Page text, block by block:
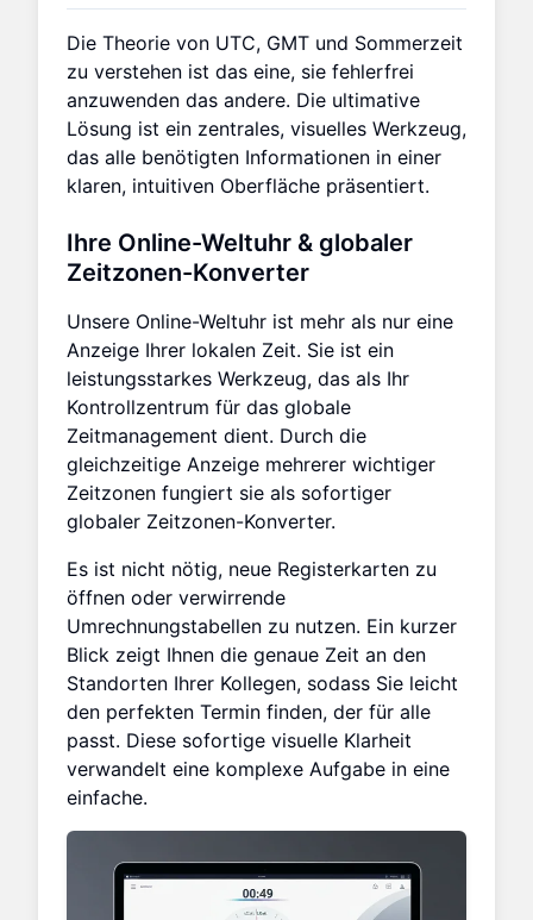
Die Theorie von UTC, GMT und Sommerzeit
zu verstehen ist das eine, sie fehlerfrei
anzuwenden das andere. Die ultimative
Lösung ist ein zentrales, visuelles Werkzeug,
das alle benötigten Informationen in einer
klaren, intuitiven Oberfläche präsentiert.
Ihre Online-Weltuhr & globaler
Zeitzonen-Konverter
Unsere Online-Weltuhr ist mehr als nur eine
Anzeige Ihrer lokalen Zeit. Sie ist ein
leistungsstarkes Werkzeug, das als Ihr
Kontrollzentrum für das globale
Zeitmanagement dient. Durch die
gleichzeitige Anzeige mehrerer wichtiger
Zeitzonen fungiert sie als sofortiger
globaler Zeitzonen-Konverter.
Es ist nicht nötig, neue Registerkarten zu
öffnen oder verwirrende
Umrechnungstabellen zu nutzen. Ein kurzer
Blick zeigt Ihnen die genaue Zeit an den
Standorten Ihrer Kollegen, sodass Sie leicht
den perfekten Termin finden, der für alle
passt. Diese sofortige visuelle Klarheit
verwandelt eine komplexe Aufgabe in eine
einfache.